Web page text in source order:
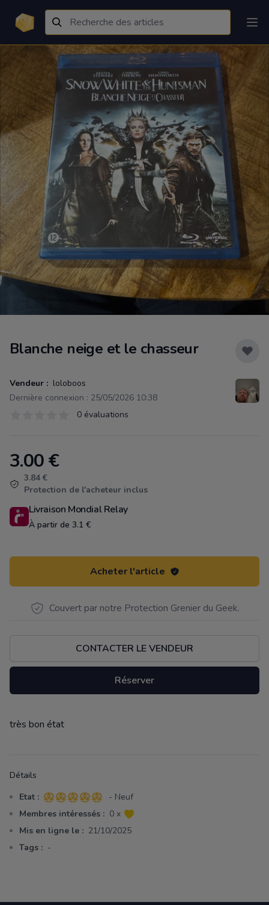
Blanche neige et le chasseur
Vendeur : loloboos
Dernière connexion : 25/05/2026 10:38
0 évaluations
Product information
3.00€
3.84 €
Protection de l'acheteur inclus
Livraison Mondial Relay
À partir de 3.1 €
Acheter l'article
Couvert par notre Protection Grenier du Geek.
CONTACTER LE VENDEUR
Réserver
Description
très bon état
Détails
Etat : 5 sur 5 étoiles
- Neuf
Membres intéressés : 0 x
Mis en ligne le : 21/10/2025
Tags : -